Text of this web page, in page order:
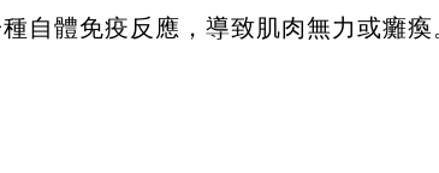
自體免疫反應，導致肌肉無力或癱瘓